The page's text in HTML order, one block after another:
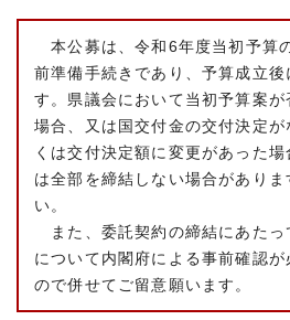
本公募は、令和6年度当初予算
前準備手続きであり、予算成立
す。県議会において当初予算案
場合、又は国交付金の交付決定が
くは交付決定額に変更があった
は全部を締結しない場合がありま
い。
また、委託契約の締結にあたっ
について内閣府による事前確認
ので併せてご留意願います。